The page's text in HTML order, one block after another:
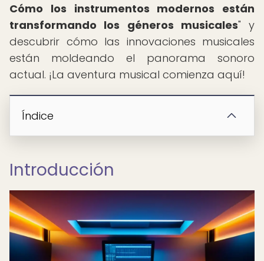
Cómo los instrumentos modernos están
transformando los géneros musicales" y
descubrir cómo las innovaciones musicales
están moldeando el panorama sonoro
actual. ¡La aventura musical comienza aquí!
Índice
Introducción